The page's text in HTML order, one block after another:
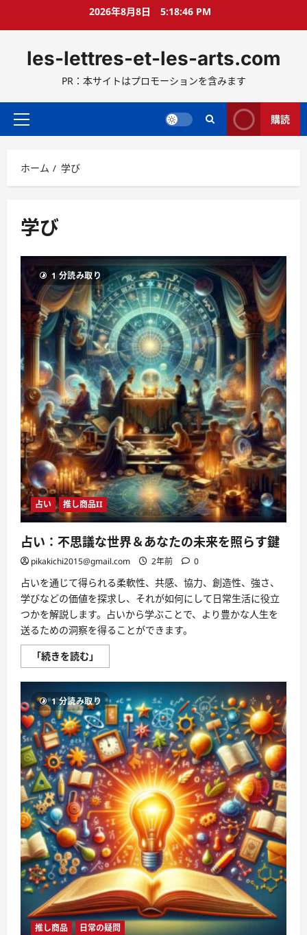
ス
ッ
2026年8月8日 5:18:47 PM
les-lettres-et-les-arts.com
PR：本サイトはプロモーションを含みます
メ
メ
ニ
ー
購読
ホーム 学び
学び
1 分読み取り
占い 推し商品II
占い：不思議な世界＆あなたの未来を照らす鍵
pikakichi2015@gmail.com 2年前 0
占いを通じて得られる柔軟性、共感、協力、創造性、強さ、
学びなどの価値を探求し、それが如何にして日常生活に役立
つかを解説します。占いから学ぶことで、より豊かな人生を
送るための洞察を得ることができます。
「続きを読む」
い：
思
議
な
世
界
＆
あ
な
た
の
未
来
を
照
ら
す
鍵
に
つ
い
て
さ
ら
に
読
む
1 分読み取り
推し商品 日常の疑問